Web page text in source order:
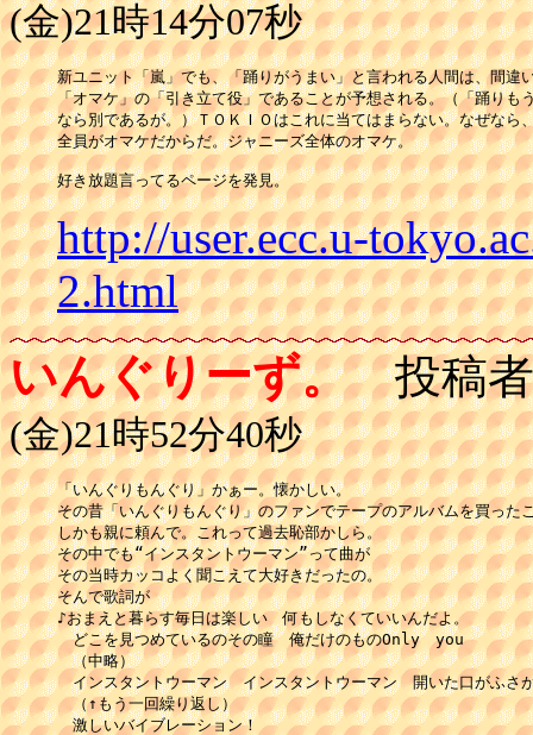
(金)21時14分07秒
新ユニット「嵐」でも、「踊りがうまい」と言われる人間は、間違
「オマケ」の「引き立て役」であることが予想される。（「踊りも
なら別であるが。）ＴＯＫＩＯはこれに当てはまらない。なぜなら
全員がオマケだからだ。ジャニーズ全体のオマケ。
http://user.ecc.u-
2.html
いんぐりーず。投稿
(金)21時52分40秒
「いんぐりもんぐり」かぁー。懐かしい。
その昔「いんぐりもんぐり」のファンでテープのアルバムを買った
しかも親に頼んで。これって過去恥部かしら。
その中でも“インスタントウーマン”って曲が
その当時カッコよく聞こえて大好きだったの。
そんで歌詞が
♪おまえと暮らす毎日は楽しい　何もしなくていいんだよ。
どこを見つめているのその瞳　俺だけのものOnly　you
（中略）
インスタントウーマン　インスタントウーマン　開いた口がふさ
（↑もう一回繰り返し）
激しいバイブレーション！